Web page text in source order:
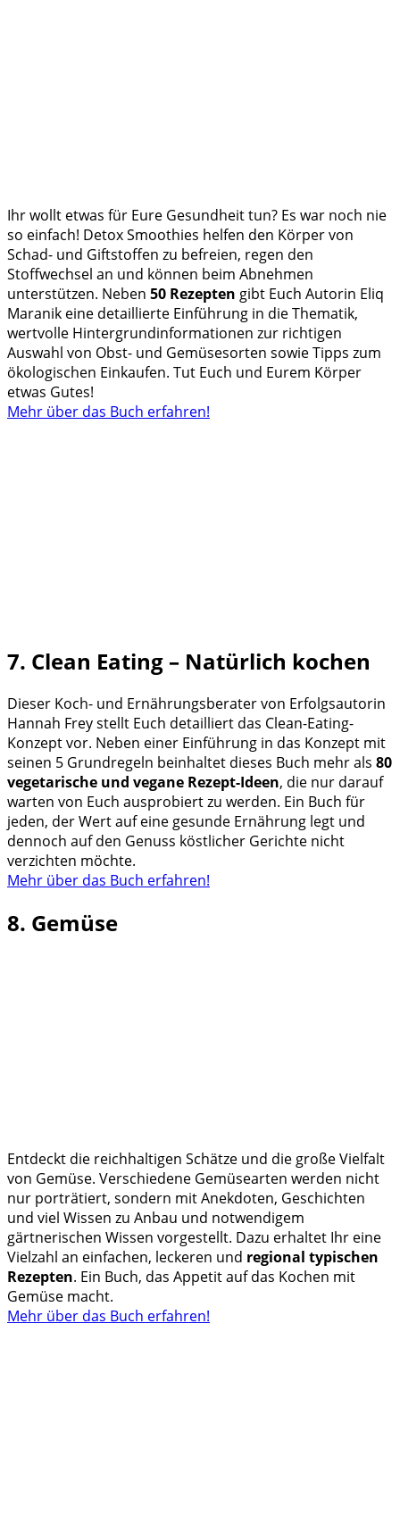
Ihr wollt etwas für Eure Gesundheit tun? Es war noch nie
so einfach! Detox Smoothies helfen den Körper von
Schad- und Giftstoffen zu befreien, regen den
Stoffwechsel an und können beim Abnehmen
unterstützen. Neben 50 Rezepten gibt Euch Autorin Eliq
Maranik eine detaillierte Einführung in die Thematik,
wertvolle Hintergrundinformationen zur richtigen
Auswahl von Obst- und Gemüsesorten sowie Tipps zum
ökologischen Einkaufen. Tut Euch und Eurem Körper
etwas Gutes!
Mehr über das Buch erfahren!
7. Clean Eating – Natürlich kochen
Dieser Koch- und Ernährungsberater von Erfolgsautorin
Hannah Frey stellt Euch detailliert das Clean-Eating-
Konzept vor. Neben einer Einführung in das Konzept mit
seinen 5 Grundregeln beinhaltet dieses Buch mehr als 80
vegetarische und vegane Rezept-Ideen, die nur darauf
warten von Euch ausprobiert zu werden. Ein Buch für
jeden, der Wert auf eine gesunde Ernährung legt und
dennoch auf den Genuss köstlicher Gerichte nicht
verzichten möchte.
Mehr über das Buch erfahren!
8. Gemüse
Entdeckt die reichhaltigen Schätze und die große Vielfalt
von Gemüse. Verschiedene Gemüsearten werden nicht
nur porträtiert, sondern mit Anekdoten, Geschichten
und viel Wissen zu Anbau und notwendigem
gärtnerischen Wissen vorgestellt. Dazu erhaltet Ihr eine
Vielzahl an einfachen, leckeren und regional typischen
Rezepten. Ein Buch, das Appetit auf das Kochen mit
Gemüse macht.
Mehr über das Buch erfahren!